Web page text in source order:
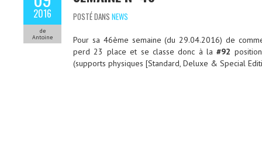
2016
de
Antoine
POSTÉ DANS NEWS
Pour sa 46ème semaine (du 29.04.2016) de
perd 23 place et se classe donc à la#92
(supports physiques [Standard, Deluxe & Special